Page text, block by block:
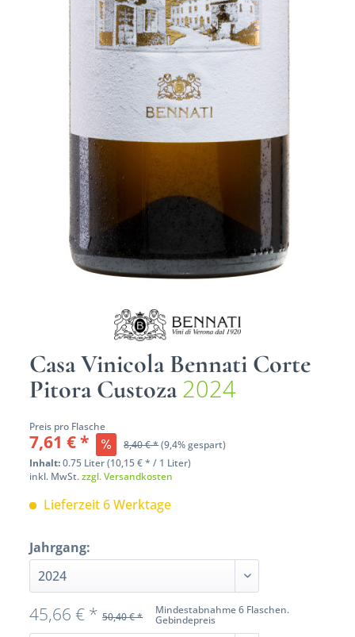
Casa Vinicola Bennati Corte
Pitora Custoza2024
Preis pro Flasche
7,61 € * 8,40 € *(9,4% gespart)
Inhalt:0.75 Liter (10,15 € * / 1 Liter)
inkl. MwSt.zzgl. Versandkosten
Lieferzeit 6 Werktage
Jahrgang:
Mindestabnahme 6 Flaschen.
Gebindepreis
45,66 € * 50,40 € *